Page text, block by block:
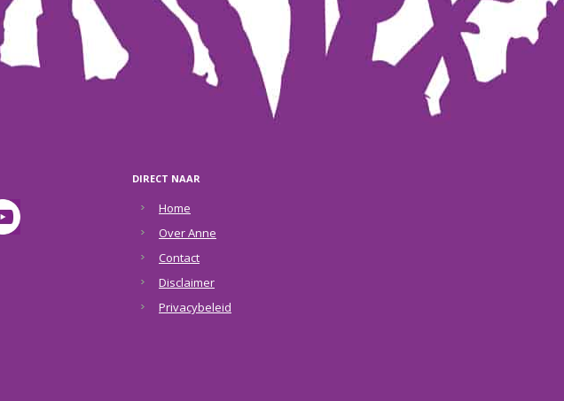
DIRECT NAAR
Home
Over Anne
Contact
Disclaimer
Privacybeleid